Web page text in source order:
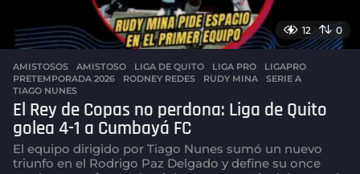
12 0
AMISTOSOS AMISTOSO ,LIGA DE QUITO ,LIGA PRO ,LIGAPRO
PRETEMPORADA 2026
,RODNEY REDES ,RUDY MINA ,SERIE A
TIAGO NUNES
El Rey de Copas no perdona: Liga de Quito
golea 4-1 a Cumbayá FC
El equipo dirigido por Tiago Nunes sumó un nuevo
triunfo en el Rodrigo Paz Delgado y define su once